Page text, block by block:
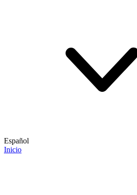
Español
Inicio